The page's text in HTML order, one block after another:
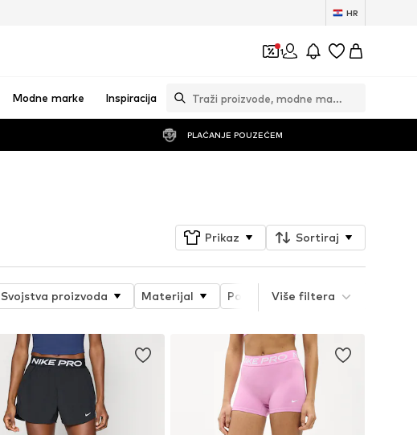
HR
1
Modne marke Inspiracija
PLAĆANJE POUZEĆEM
Prikaz Sortiraj
Svojstva proizvoda Materijal Posebne veličine
Više filtera